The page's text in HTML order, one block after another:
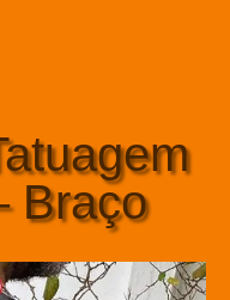
Braço